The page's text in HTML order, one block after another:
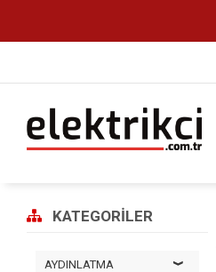
KATEGORILER
AYDINLATMA